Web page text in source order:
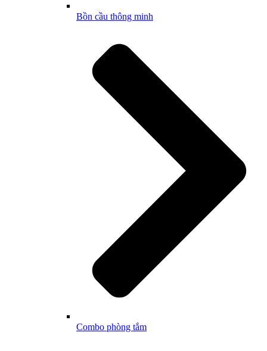
Bồn cầu thông minh
Combo phòng tắm